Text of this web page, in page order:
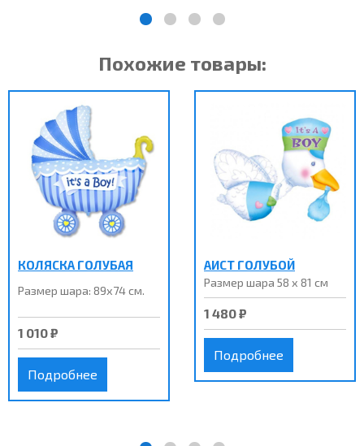
Похожие товары:
КОЛЯСКА ГОЛУБАЯ
Размер шара: 89х74 см.
1 010 ₽
Подробнее
АИСТ ГОЛУБОЙ
Размер шара 58 х 81 см
1 480 ₽
Подробнее